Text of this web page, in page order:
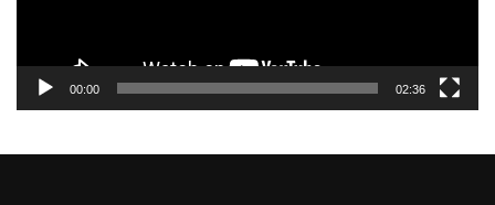
00:00 02:36